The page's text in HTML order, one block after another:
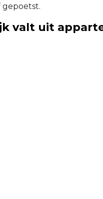
gepoetst.
valt uit